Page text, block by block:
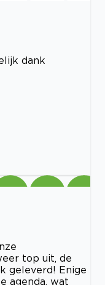
dank
top uit, de
geleverd! Enige
agenda, wat